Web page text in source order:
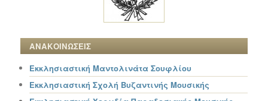
ΑΝΑΚΟΙΝΩΣΕΙΣ
Εκκλησιαστική Μαντολινάτα Σουφλίου
Εκκλησιαστική Σχολή Βυζαντινής Μουσικής